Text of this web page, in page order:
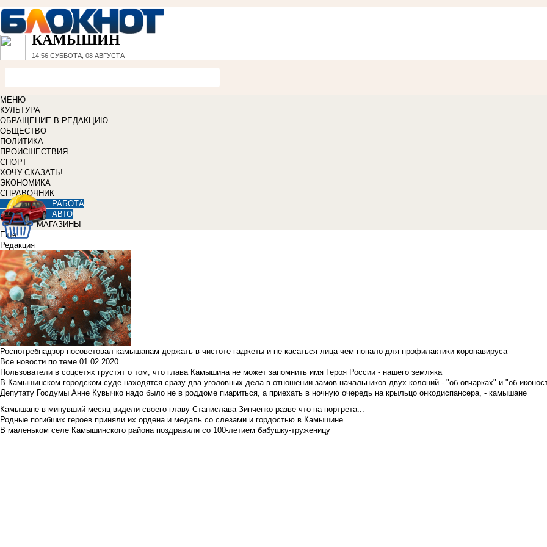
КАМЫШИН
14:56 СУББОТА, 08 АВГУСТА
МЕНЮ
КУЛЬТУРА
ОБРАЩЕНИЕ В РЕДАКЦИЮ
ОБЩЕСТВО
ПОЛИТИКА
ПРОИСШЕСТВИЯ
СПОРТ
ХОЧУ СКАЗАТЬ!
ЭКОНОМИКА
СПРАВОЧНИК
РАБОТА
АВТО
МАГАЗИНЫ
Еще
Редакция
Роспотребнадзор посоветовал камышанам держать в чистоте гаджеты и не касаться лица чем попало для профилактики коронавируса
Все новости по теме 01.02.2020
Пользователи в соцсетях грустят о том, что глава Камышина не может запомнить имя Героя России - нашего земляка
В Камышинском городском суде находятся сразу два уголовных дела в отношении замов начальников двух колоний - "об овчарках" и "об
Депутату Госдумы Анне Кувычко надо было не в роддоме пиариться, а приехать в ночную очередь на крыльцо онкодиспансера, - камышане
Камышане в минувший месяц видели своего главу Станислава Зинченко разве что на портрета...
Родные погибших героев приняли их ордена и медаль со слезами и гордостью в Камышине
В маленьком селе Камышинского района поздравили со 100-летием бабушку-труженицу